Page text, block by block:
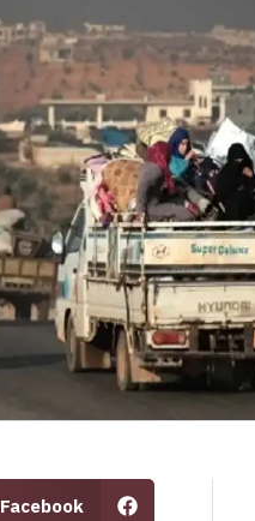
Facebook